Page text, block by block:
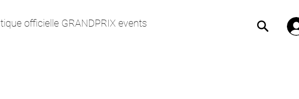
officielle GRANDPRIX events